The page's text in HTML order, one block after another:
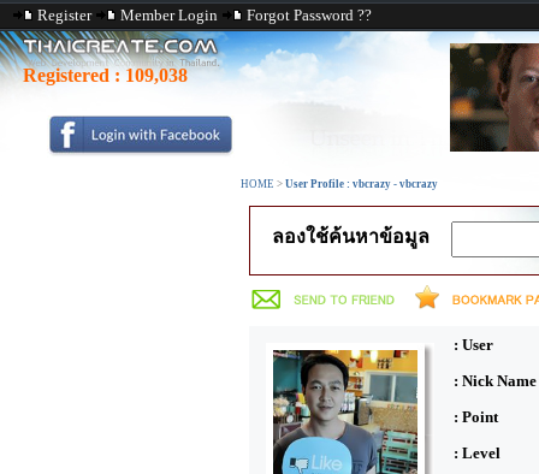
Register Member Login Forgot Password ??
Registered : 109,038
HOME > User Profile : vbcrazy - vbcrazy
ลองใช้ค้นหาข้อมูล
: User
: Nick Name
: Point
: Level